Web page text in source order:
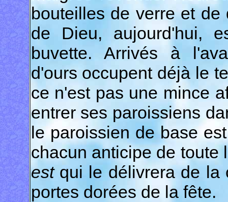
bouteilles de verre et de
de Dieu, aujourd'hui,
buvette. Arrivés à
d'ours occupent déjà le
ce n'est pas une mince
entrer ses paroissiens
le paroissien de base
chacun anticipe de
estqui le délivrera de la
portes dorées de la fête.